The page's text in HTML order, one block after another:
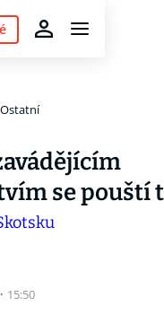
Ostatní
se pouští
· 15:50